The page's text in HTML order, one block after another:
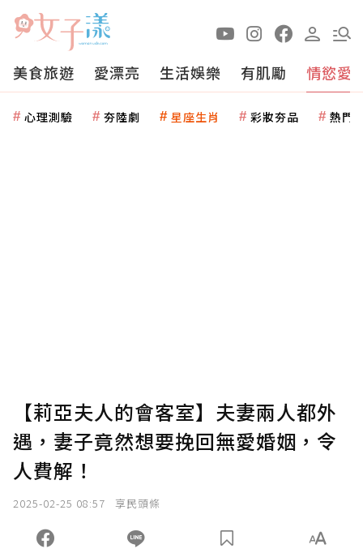
美食旅遊 愛漂亮 生活娛樂 有肌勵 情慾愛
心理測驗 夯陸劇 星座生肖 彩妝夯品 熱門
【莉亞夫人的會客室】夫妻兩人都外
遇，妻子竟然想要挽回無愛婚姻，令
人費解！
2025-02-25 08:57 享民頭條